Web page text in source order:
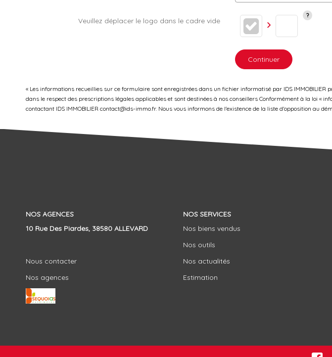
Veuillez déplacer le logo dans le cadre vide
Continuer
« Les informations recueillies sur ce formulaire sont enregistrées dans un fichier informatisé par IDS
dans le respect des prescriptions légales applicables et sont destinées à nos conseillers Conformément à la loi «
contactant IDS IMMOBILIER contact@ids-immo.fr. Nous vous informons de l'existence de la liste d'opposition au
NOS AGENCES
10 Rue Des Piardes, 38580 ALLEVARD
Nous contacter
Nos agences
NOS SERVICES
Nos biens vendus
Nos outils
Nos actualités
Estimation